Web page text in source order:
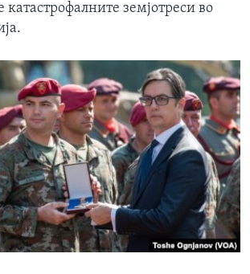
катастрофалните земјотреси во